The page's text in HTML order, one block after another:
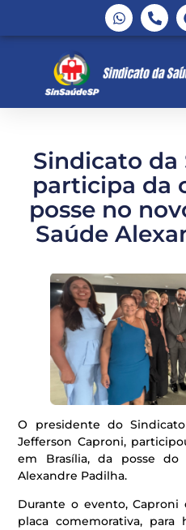
Sindicato da
participa da
posse no
Saúde
O presidente do
Jefferson Caproni,
em Brasília, da posse
Alexandre Padilha.
Durante o evento,
placa comemorativa,